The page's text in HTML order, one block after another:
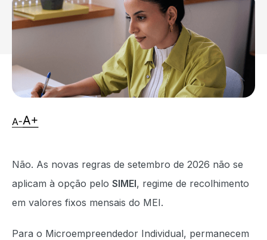
Não. As novas regras de setembro de 2026 não se
aplicam à opção pelo SIMEI, regime de recolhimento
em valores fixos mensais do MEI.
Para o Microempreendedor Individual, permanecem